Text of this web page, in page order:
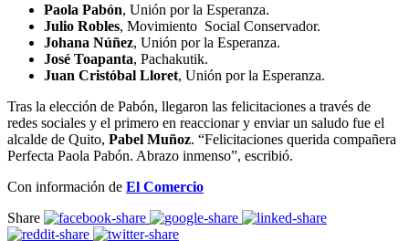
Paola Pabón, Unión por la Esperanza.
Julio Robles, Movimiento Social Conservador.
Johana Núñez, Unión por la Esperanza.
José Toapanta, Pachakutik.
Juan Cristóbal Lloret, Unión por la Esperanza.
Tras la elección de Pabón, llegaron las felicitaciones a través de
redes sociales y el primero en reaccionar y enviar un saludo fue el
alcalde de Quito, Pabel Muñoz. “Felicitaciones querida compañera
Perfecta Paola Pabón. Abrazo inmenso”, escribió.
Con información de El Comercio
Share